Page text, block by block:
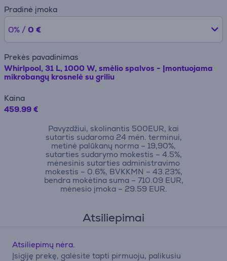
Pradinė įmoka
0% / 0 €
Prekės pavadinimas
Whirlpool, 31 L, 1000 W, smėlio spalvos - Įmontuojama
mikrobangų krosnelė su griliu
Kaina
459.99 €
Pavyzdžiui, skolinantis 500EUR, kai
sutartis sudaroma 24 mėn. terminui,
metinė palūkanų norma – 19,90%,
sutarties sudarymo mokestis – 4.5%,
mėnesinis sutarties administravimo
mokestis – 0.6%, BVKKMN – 43.23%,
bendra mokėtina suma – 710.09 EUR,
mėnesio įmoka – 29.59 EUR.
Atsiliepimai
Atsiliepimų nėra.
Įsigiję prekę, galėsite tapti pirmuoju, palikusiu